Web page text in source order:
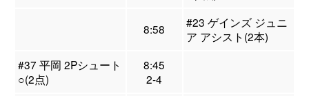
8:58
#23 ゲインズ ジュニ
ア アシスト(2本)
#37 平岡 2Pシュート
○(2点)
8:45
2-4